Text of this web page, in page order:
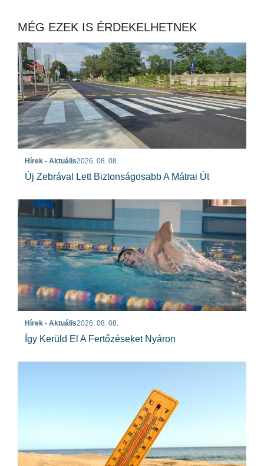
MÉG EZEK IS ÉRDEKELHETNEK
Hírek - Aktuális2026. 08. 08.
Új Zebrával Lett Biztonságosabb A Mátrai Út
Hírek - Aktuális2026. 08. 08.
Így Kerüld El A Fertőzéseket Nyáron